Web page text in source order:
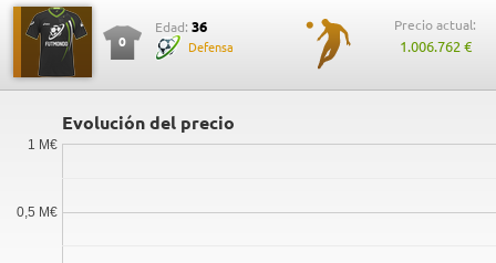
0
Edad: 36
Defensa
Precio actual:
1.006.762 €
Evolución del precio
0,5 M€
1 M€